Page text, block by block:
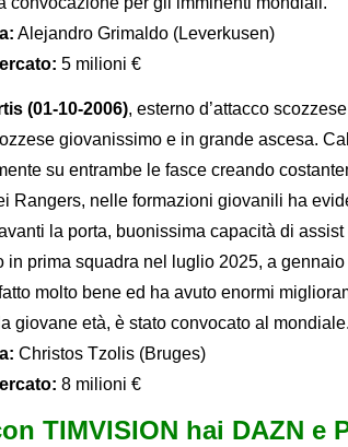
Alejandro Grimaldo (Leverkusen)
5 milioni €
(01-10-2006), esterno d’attacco
giovanissimo e in grande ascesa.
su entrambe le fasce creando
Rangers, nelle formazioni giovanili ha
la porta, buonissima capacità di
in prima squadra nel luglio 2025, a
molto bene ed ha avuto enormi
giovane età, è stato convocato al
Christos Tzolis (Bruges)
8 milioni €
TIMVISION hai DAZN e